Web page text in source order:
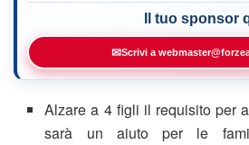
Il tuo sponsor
✉Scrivi a
Alzare a 4 figli il requisito per
sarà un aiuto per le